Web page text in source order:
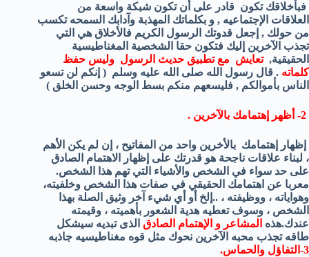
فبأخلاقك تكون قادر على أن تكون شبكة واسعة من
العلاقات الإجتماعيه , و بكلماتك المهذبة وآدابك السمحه تكسب
من حولك , إجعل قدوتك الرسول الكريم فالأخلاق هي التي
تجذب الآخرين إليك فتكون حقا الشخصية المغناطيسية
الحقيقية,تعايش مع تطبيق حديث الرسول وليس حفظ
كلماته . قال رسول الله صلى الله عليه وسلم ( إنكم لن تسعو
الناس بأموالكم , فليسعهم منكم بسط الوجه وحسن الخلق )
مك بالآخرين .
إظهار إهتمامك بالأخرين واحد من المفاتيح ، إن لم يكن الأهم
، لبناء علاقات ناجحة هو قدرتك على إظهار الاهتمام الصادق
على حد سواء في الشخص والأشياء التي تهم هذا الشخص.
معربا عن اهتمامك الحقيقي في صفات هذا الشخص وخلفيته،
وهواياته ، ووظيفته ، ..إلخ أو أي شيء آخر وثيق الصلة بهذا
الشخص ، وسوف تعطيه هدية الشعور بأهميته ، وقيمته
عندك.هذه المشاعر و الإهتمام الصادق الذى تبديه سيشكل
طاقه تجذب محبه الآخرين نحوك مثل قوه مغناطيسيه جاذبه
3-التفاؤل والحماس.